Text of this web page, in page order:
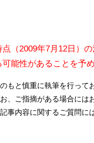
（2009年7月12日）
能性があることを予
もと慎重に執筆を行って
、ご指摘がある場合には
事内容に関するご質問に